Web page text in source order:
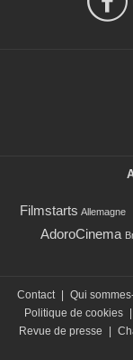
Filmstarts Allemagne
AdoroCinema
Contact | Qui
Politique de cookies |
Revue de presse
|